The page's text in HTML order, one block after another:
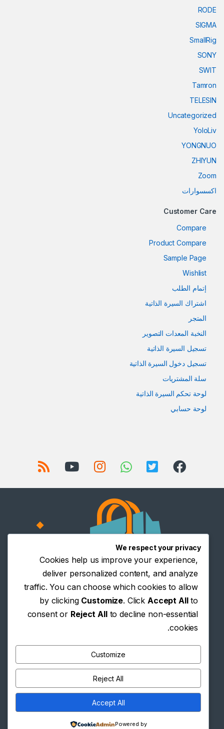
RODE
SIGMA
SmallRig
SONY
SWIT
Tamron
TELESIN
Uncategorized
YoloLiv
YONGNUO
ZHIYUN
Zoom
اكسسوارات
Customer Care
Compare
Product Compare
Sample Page
Wishlist
إتمام الطلب
اشتراك السيرة الذاتية
المتجر
النخبة المعدات التصوير
تسجيل السيرة الذاتية
تسجيل دخول السيرة الذاتية
سلة المشتريات
لوحة تحكم السيرة الذاتية
لوحة حسابي
لا تتردد في الاتصال
0927500708 -
We respect your privacy
Cookies help us improve your experience,
deliver personalized content, and analyze
traffic. You can choose which cookies to allow
by clicking Customize. Click Accept Allto
consent or Reject Allto decline non-essential
cookies.
Customize
Reject All
Accept All
Powered by